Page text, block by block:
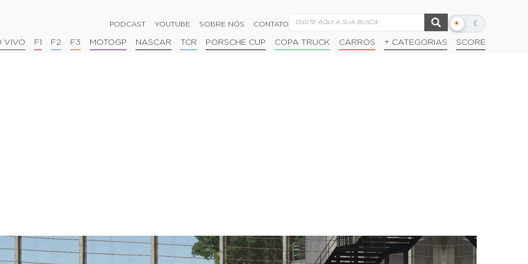
PODCAST YOUTUBE SOBRE NÓS CONTATO ☀ ☾
Alternar
escuro
VIVO F1 F2 F3 MOTOGP NASCAR TCR PORSCHE CUP COPA TRUCK CARROS + CATEGORIAS SCORE